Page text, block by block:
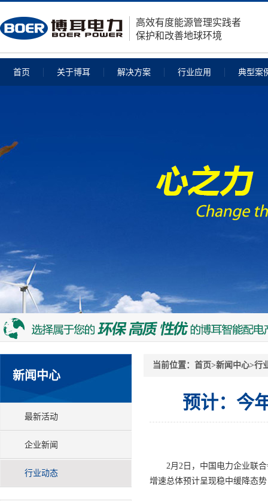
高效有度能源管理实践者
保护和改善地球环境
首页 关于博耳 解决方案 行业应用 典型案
新闻中心
最新活动
企业新闻
行业动态
当前位置： 首页>新闻中心>行
预计：今
2月2日，中国电力企业联合
增速总体预计呈现稳中缓降态